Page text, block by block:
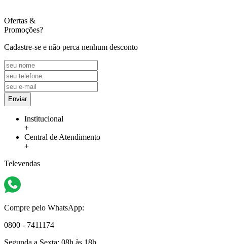
Ofertas &
Promoções?
Cadastre-se e não perca nenhum desconto
Enviar
Institucional
+
Central de Atendimento
+
Televendas
Compre pelo WhatsApp:
0800 - 7411174